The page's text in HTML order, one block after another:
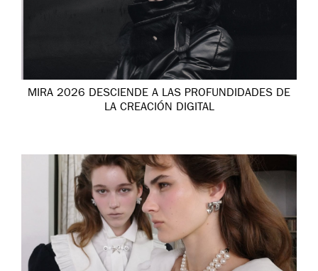
MIRA 2026 DESCIENDE A LAS PROFUNDIDADES DE
LA CREACIÓN DIGITAL